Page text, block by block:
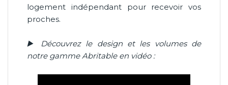
logement indépendant pour recevoir vos
proches.
▶️ Découvrez le design et les volumes de
notre gamme Abritable en vidéo :